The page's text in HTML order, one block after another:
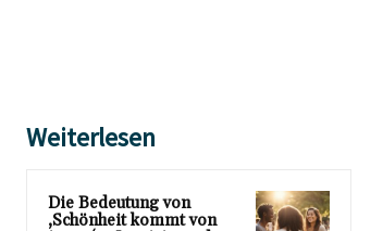
Weiterlesen
Die Bedeutung von
‚Schönheit kommt von